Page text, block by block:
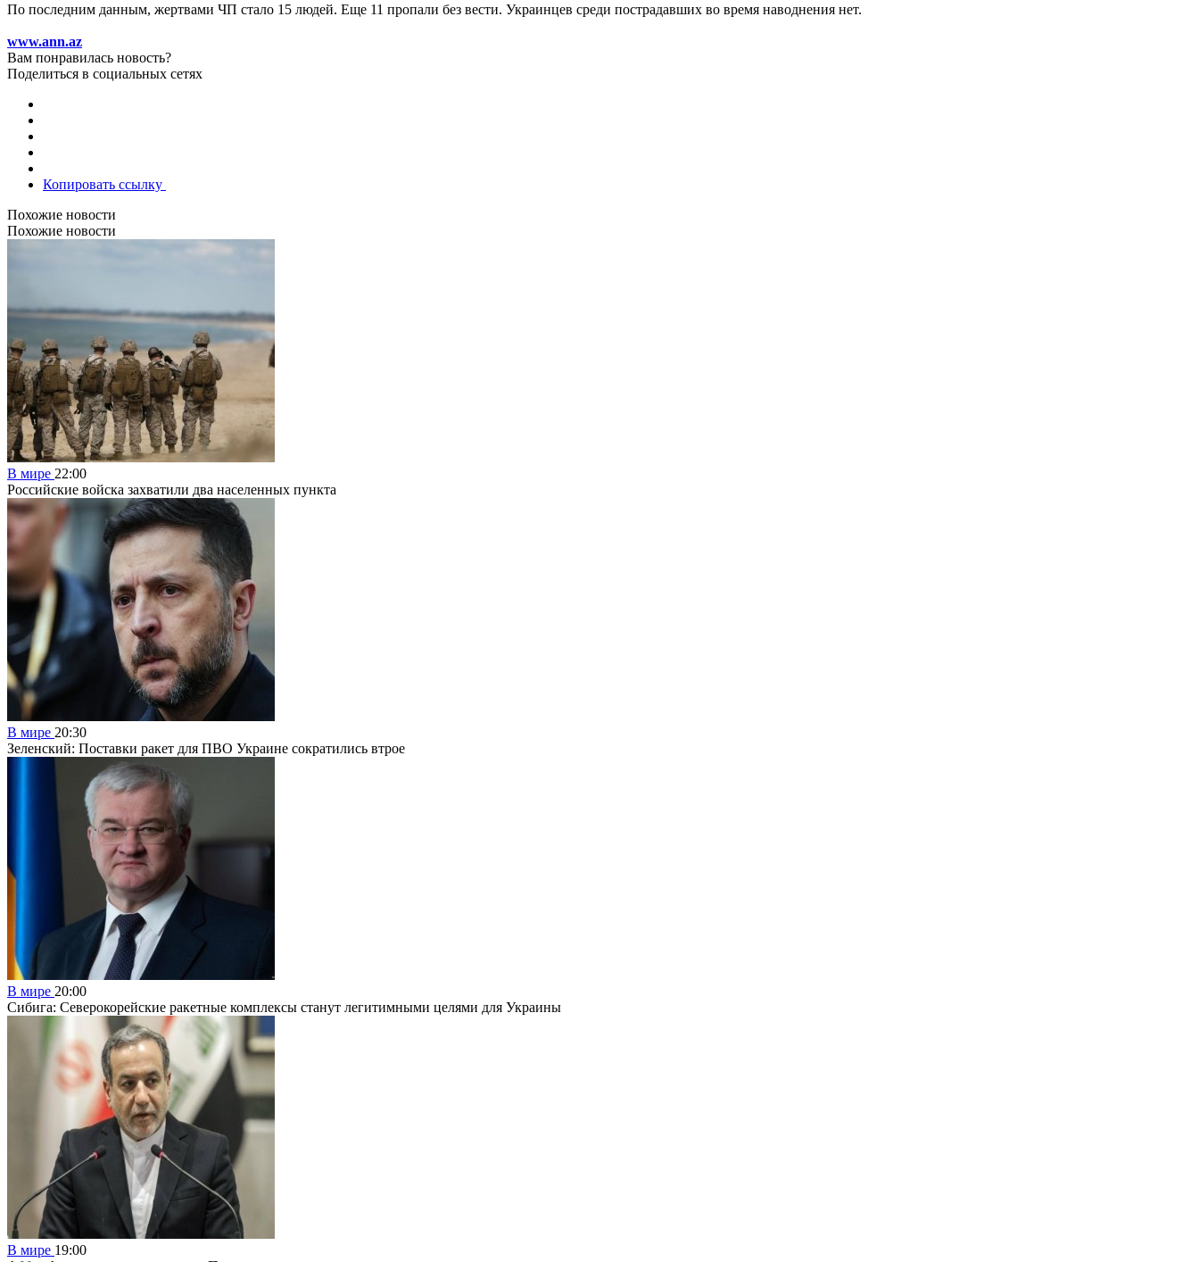
По последним данным, жертвами ЧП стало 15 людей. Еще 11 пропали без вести. Украинцев среди пострадавших во время наводнения нет.
www.ann.az
Вам понравилась новость?
Поделиться в социальных сетях
Копировать ссылку
Похожие новости
Похожие новости
В мире 22:00
Российские войска захватили два населенных пункта
В мире 20:30
Зеленский: Поставки ракет для ПВО Украине сократились втрое
В мире 20:00
Сибига: Северокорейские ракетные комплексы станут легитимными целями для Украины
В мире 19:00